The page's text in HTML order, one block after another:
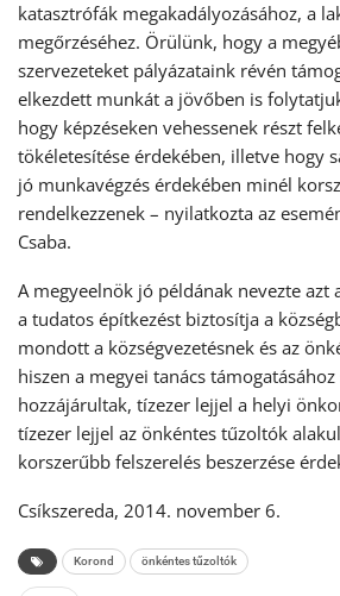
katasztrófák megakadályozásához, a
megőrzéséhez. Örülünk, hogy a
szervezeteket pályázataink révén
elkezdett munkát a jövőben is
hogy képzéseken vehessenek részt
tökéletesítése érdekében, illetve hogy
jó munkavégzés érdekében minél
rendelkezzenek – nyilatkozta az
Csaba.
A megyeelnök jó példának nevezte azt
a tudatos építkezést biztosítja a
mondott a községvezetésnek és az
hiszen a megyei tanács
hozzájárultak, tízezer lejjel a helyi
tízezer lejjel az önkéntes tűzoltók
korszerűbb felszerelés beszerzése
Csíkszereda, 2014. november 6.
Korond önkéntes tűzoltók